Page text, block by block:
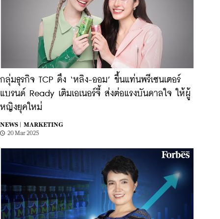
กลุ่มธุรกิจ TCP ดึง ‘หลิง-ออม’ ขึ้นแท่นพรีเซนเตอร์
แบรนด์ Ready เติมเอเนอร์จี้ ส่งต่อแรงบันดาลใจ ให้ผู้
หญิงยุคใหม่
NEWS |
MARKETING
20 Mar 2025